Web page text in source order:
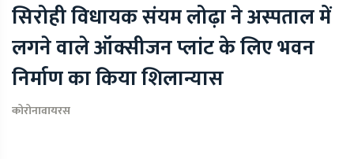
सिरोही विधायक संयम लोढ़ा ने अस्पताल में
लगने वाले ऑक्सीजन प्लांट के लिए भवन
निर्माण का किया शिलान्यास
कोरोनावायरस